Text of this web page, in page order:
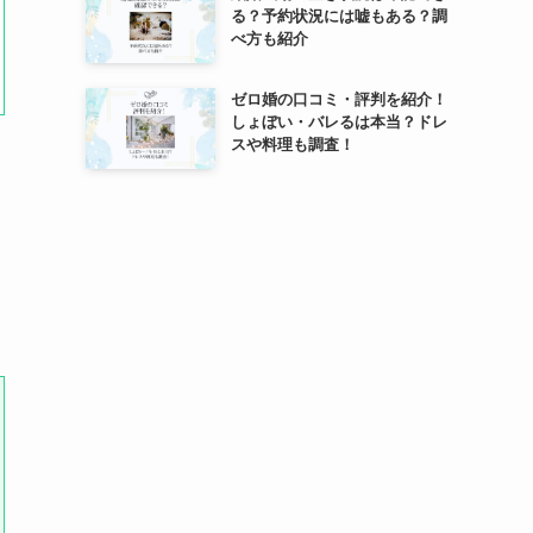
る？予約状況には嘘もある？調
べ方も紹介
ゼロ婚の口コミ・評判を紹介！
しょぼい・バレるは本当？ドレ
スや料理も調査！